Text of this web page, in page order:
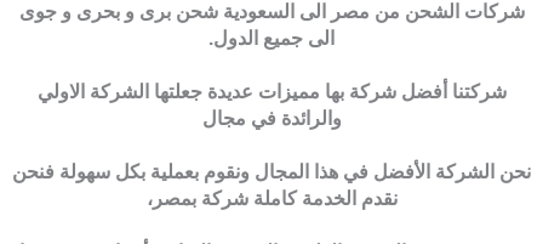
شركات الشحن من مصر الى السعودية شحن برى و بحرى و جوى
الى جميع الدول.
شركتنا أفضل شركة بها مميزات عديدة جعلتها الشركة الاولي
والرائدة في مجال
نحن الشركة الأفضل في هذا المجال ونقوم بعملية بكل سهولة فنحن
نقدم الخدمة كاملة شركة بمصر،